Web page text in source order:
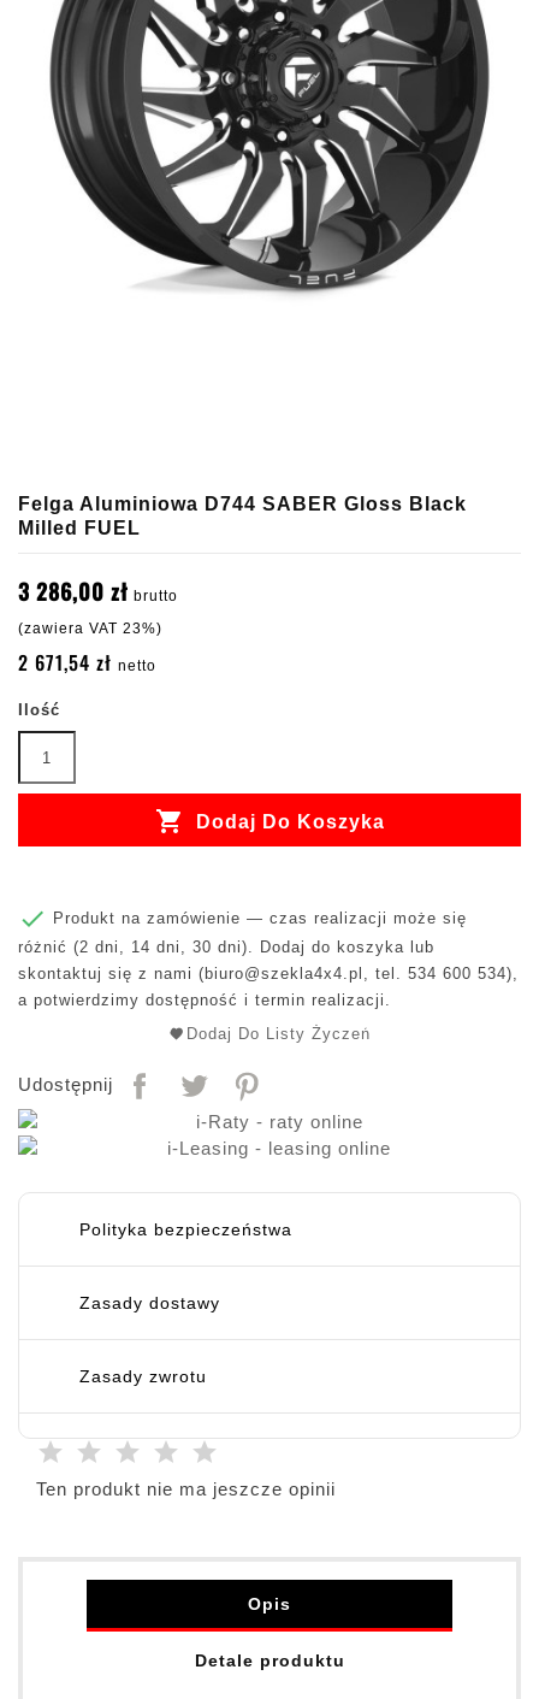
Felga Aluminiowa D744 SABER Gloss Black
Milled FUEL
3 286,00 zł brutto
(zawiera VAT 23%)
2 671,54 zł netto
Ilość
 Dodaj Do Koszyka

Produkt na zamówienie — czas realizacji może się
różnić (2 dni, 14 dni, 30 dni). Dodaj do koszyka lub
skontaktuj się z nami ( biuro@szekla4x4.pl , tel. 534 600 534),
a potwierdzimy dostępność i termin realizacji.
Dodaj Do Listy Życzeń
Udostępnij
Polityka bezpieczeństwa
Zasady dostawy
Zasady zwrotu
Ten produkt nie ma jeszcze opinii
Opis
Detale produktu